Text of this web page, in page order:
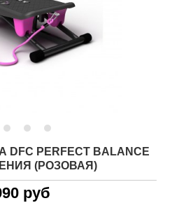
PERFECT BALANCE
(РОЗОВАЯ)
руб